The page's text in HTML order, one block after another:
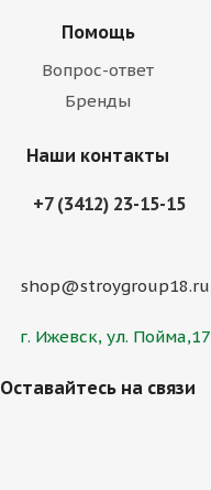
Помощь
Вопрос-ответ
Бренды
Наши контакты
+7 (3412) 23-15-15
shop@stroygroup18.ru
г. Ижевск, ул. Пойма,17
Оставайтесь на связи